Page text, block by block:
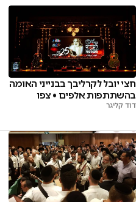
חצי יובל לקרליבך בבנייני האומה
בהשתתפות אלפים • צפו
דוד קליגר